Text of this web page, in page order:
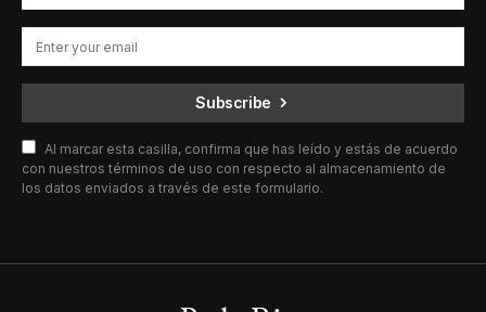
Subscribe
Al marcar esta casilla, confirma que has leído y estás de acuerdo
con nuestros términos de uso con respecto al almacenamiento de
los datos enviados a través de este formulario.